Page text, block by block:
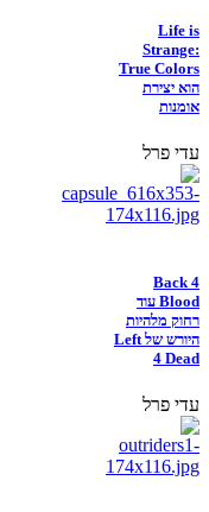
Life is
Strange:
True Colors
הוא יצירת
אומנות
עדי פרל
Back 4
Blood עוד
רחוק מלהיות
היורש של Left
4 Dead
עדי פרל